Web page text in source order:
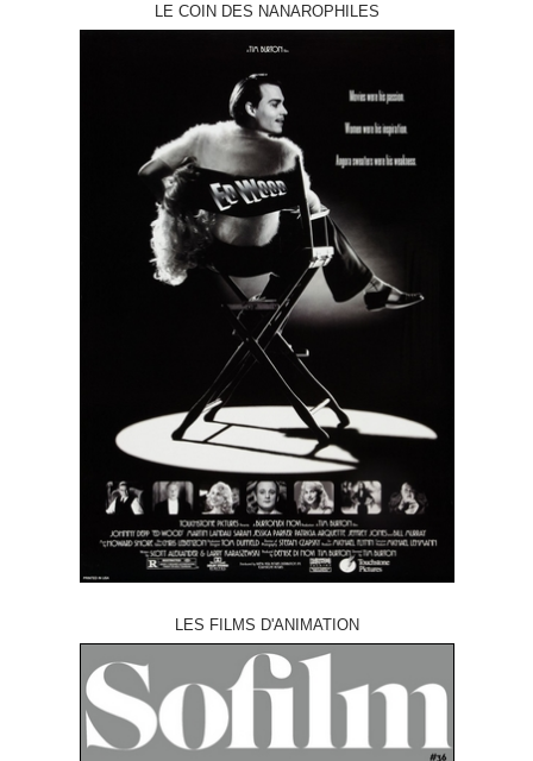
LE COIN DES NANAROPHILES
LES FILMS D'ANIMATION